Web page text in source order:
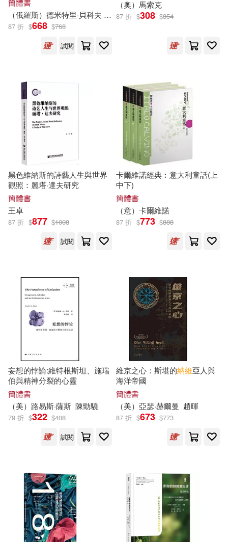
遲子建(12) 雪麗．湯瑪斯(12)
列夫．托爾斯泰(11)
名師作者群(11)
帕斯卡‧普雷沃(11)
廣嶋玲子(11)
提姆‧柯林斯(11)
（俄羅斯）斯米爾諾夫(11)
（愛爾蘭）詹姆斯·喬伊斯(11)
托爾斯泰(10) 望月麻衣(10)
柯南•道爾(10) 柯南道爾(10)
派翠西亞．海史密斯(10)
盧冠麟(10) 索尼國際教育(10)
角川ビーンズ文庫編集部(10)
（俄羅斯）托爾斯泰(10)
Capriccio(64) 滾石(64)
商周出版(63)
尖端(61) 人民出版社(60)
中國社會科學出版社(59)
墨刻(58)
西南交通大學出版社(54)
Supraphon(53) 彗智(52)
華夏出版社(52)
北京大學出版社(51)
音樂之橋(51)
清華大學出版社(50) 遠流(49)
上海三聯書店(48) Aparte(47)
臉譜(47)
簡體書
（俄羅斯）德米特里·貝科夫 王嘎
87 折 $668 $768
試閱
（奧）馬索克
87 折 $308 $354
黑色維納斯的詩藝人生與世界
觀照：麗塔·達夫研究
簡體書
王卓
87 折 $877 $1008
試閱
卡爾維諾經典︰意大利童話(上
中下)
簡體書
（意）卡爾維諾
87 折 $773 $888
妄想的悖論:維特根斯坦、施瑞
伯與精神分裂的心靈
簡體書
（美） 路易斯·薩斯 陳勁驍
79 折 $322 $408
試閱
維京之心：斯堪的納維亞人與
海洋帝國
簡體書
（美）亞瑟·赫爾曼 趙暉
87 折 $673 $773